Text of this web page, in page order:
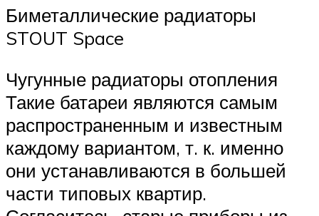
Биметаллические радиаторы
STOUT Space
Чугунные радиаторы отопления
Такие батареи являются самым
распространенным и известным
каждому вариантом, т. к. именно
они устанавливаются в большей
части типовых квартир.